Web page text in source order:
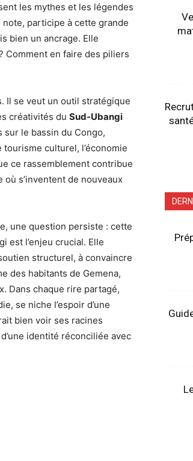
les mythes et les légendes
participe à cette grande
bien un ancrage. Elle
Comment en faire des piliers
Il se veut un outil stratégique
créativités du Sud-Ubangi
le bassin du Congo,
culturel, l’économie
ce rassemblement contribue
s’inventent de nouveaux
une question persiste : cette
est l’enjeu crucial. Elle
structurel, à convaincre
des habitants de Gemena,
Dans chaque rire partagé,
se niche l’espoir d’une
bien voir ses racines
identité réconciliée avec